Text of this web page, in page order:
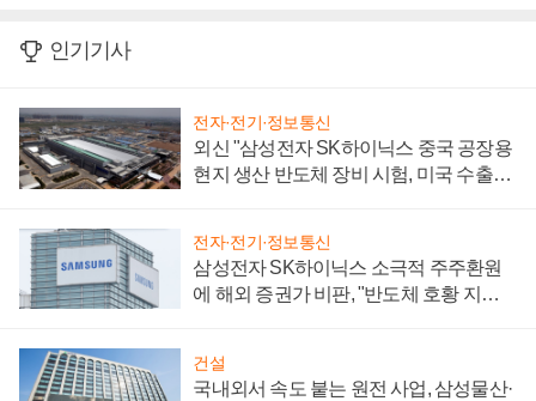
인기기사
전자·전기·정보통신
외신 "삼성전자 SK하이닉스 중국 공장용
현지 생산 반도체 장비 시험, 미국 수출통
전자·전기·정보통신
삼성전자 SK하이닉스 소극적 주주환원
에 해외 증권가 비판, "반도체 호황 지속
건설
국내외서 속도 붙는 원전 사업, 삼성물산·